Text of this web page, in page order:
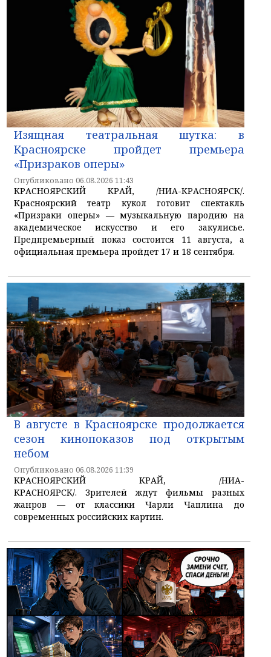
Изящная театральная шутка: в
Красноярске пройдет премьера
«Призраков оперы»
Опубликовано 06.08.2026 11:43
КРАСНОЯРСКИЙ КРАЙ, /НИА-КРАСНОЯРСК/.
Красноярский театр кукол готовит спектакль
«Призраки оперы» — музыкальную пародию на
академическое искусство и его закулисье.
Предпремьерный показ состоится 11 августа, а
официальная премьера пройдет 17 и 18 сентября.
В августе в Красноярске продолжается
сезон кинопоказов под открытым
небом
Опубликовано 06.08.2026 11:39
КРАСНОЯРСКИЙ КРАЙ, /НИА-
КРАСНОЯРСК/. Зрителей ждут фильмы разных
жанров — от классики Чарли Чаплина до
современных российских картин.